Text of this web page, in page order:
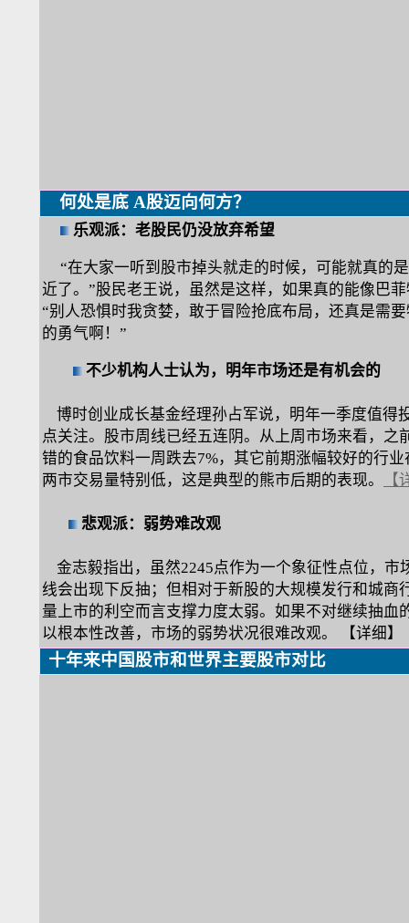
何处是底 A股迈向何方？
乐观派： 老股民仍没放弃希望
“在大家一听到股市掉头就走的时候，可能就真的
近了。”股民老王说，虽然是这样，如果真的能像巴
“别人恐惧时我贪婪，敢于冒险抢底布局，还真是需
的勇气啊！”
不少机构人士认为，明年市场还是有机会的
博时创业成长基金经理孙占军说，明年一季度值得
点关注。股市周线已经五连阴。从上周市场来看，之
错的食品饮料一周跌去7%，其它前期涨幅较好的行业
两市交易量特别低，这是典型的熊市后期的表现。
【
悲观派：弱势难改观
金志毅指出，虽然2245点作为一个象征性点位，市
线会出现下反抽；但相对于新股的大规模发行和城商
量上市的利空而言支撑力度太弱。如果不对继续抽血
以根本性改善，市场的弱势状况很难改观。
【详细】
十年来中国股市和世界主要股市对比